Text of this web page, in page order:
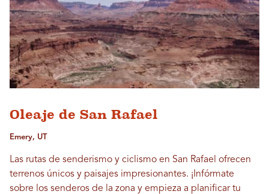
Oleaje de San Rafael
Emery, UT
Las rutas de senderismo y ciclismo en San Rafael ofrecen
terrenos únicos y paisajes impresionantes. ¡Infórmate
sobre los senderos de la zona y empieza a planificar tu